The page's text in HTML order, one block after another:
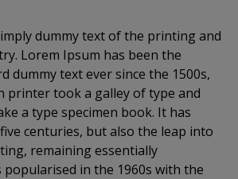
dummy text of the printing and
Lorem Ipsum has been the
dummy text ever since the 1500s,
printer took a galley of type and
a type specimen book. It has
centuries, but also the leap into
remaining essentially
popularised in the 1960s with the